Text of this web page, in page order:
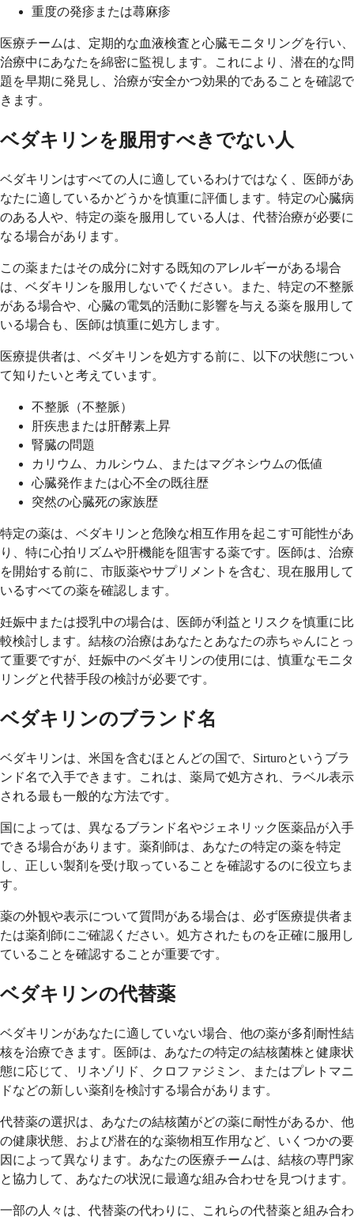
重度の発疹または蕁麻疹
医療チームは、定期的な血液検査と心臓モニタリングを行い、
治療中にあなたを綿密に監視します。これにより、潜在的な問
題を早期に発見し、治療が安全かつ効果的であることを確認で
きます。
ベダキリンを服用すべきでない人
ベダキリンはすべての人に適しているわけではなく、医師があ
なたに適しているかどうかを慎重に評価します。特定の心臓病
のある人や、特定の薬を服用している人は、代替治療が必要に
なる場合があります。
この薬またはその成分に対する既知のアレルギーがある場合
は、ベダキリンを服用しないでください。また、特定の不整脈
がある場合や、心臓の電気的活動に影響を与える薬を服用して
いる場合も、医師は慎重に処方します。
医療提供者は、ベダキリンを処方する前に、以下の状態につい
て知りたいと考えています。
不整脈（不整脈）
肝疾患または肝酵素上昇
腎臓の問題
カリウム、カルシウム、またはマグネシウムの低値
心臓発作または心不全の既往歴
突然の心臓死の家族歴
特定の薬は、ベダキリンと危険な相互作用を起こす可能性があ
り、特に心拍リズムや肝機能を阻害する薬です。医師は、治療
を開始する前に、市販薬やサプリメントを含む、現在服用して
いるすべての薬を確認します。
妊娠中または授乳中の場合は、医師が利益とリスクを慎重に比
較検討します。結核の治療はあなたとあなたの赤ちゃんにとっ
て重要ですが、妊娠中のベダキリンの使用には、慎重なモニタ
リングと代替手段の検討が必要です。
ベダキリンのブランド名
ベダキリンは、米国を含むほとんどの国で、Sirturoというブラ
ンド名で入手できます。これは、薬局で処方され、ラベル表示
される最も一般的な方法です。
国によっては、異なるブランド名やジェネリック医薬品が入手
できる場合があります。薬剤師は、あなたの特定の薬を特定
し、正しい製剤を受け取っていることを確認するのに役立ちま
す。
薬の外観や表示について質問がある場合は、必ず医療提供者ま
たは薬剤師にご確認ください。処方されたものを正確に服用し
ていることを確認することが重要です。
ベダキリンの代替薬
ベダキリンがあなたに適していない場合、他の薬が多剤耐性結
核を治療できます。医師は、あなたの特定の結核菌株と健康状
態に応じて、リネゾリド、クロファジミン、またはプレトマニ
ドなどの新しい薬剤を検討する場合があります。
代替薬の選択は、あなたの結核菌がどの薬に耐性があるか、他
の健康状態、および潜在的な薬物相互作用など、いくつかの要
因によって異なります。あなたの医療チームは、結核の専門家
と協力して、あなたの状況に最適な組み合わせを見つけます。
一部の人々は、代替薬の代わりに、これらの代替薬と組み合わ